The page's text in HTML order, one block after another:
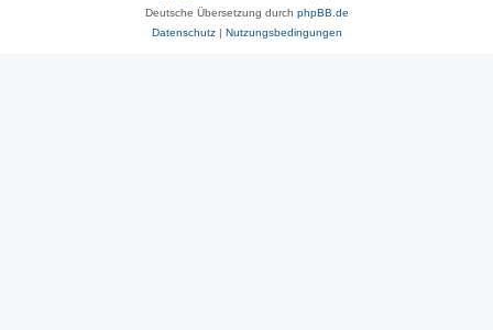
Deutsche Übersetzung durch phpBB.de
Datenschutz| Nutzungsbedingungen